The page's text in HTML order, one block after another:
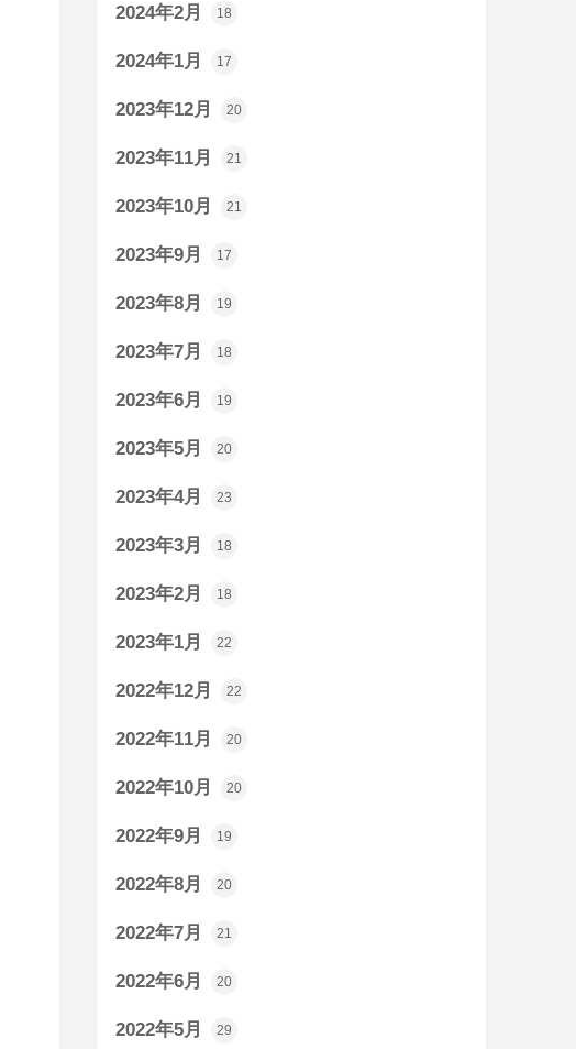
2024年2月 18
2024年1月 17
2023年12月 20
2023年11月 21
2023年10月 21
2023年9月 17
2023年8月 19
2023年7月 18
2023年6月 19
2023年5月 20
2023年4月 23
2023年3月 18
2023年2月 18
2023年1月 22
2022年12月 22
2022年11月 20
2022年10月 20
2022年9月 19
2022年8月 20
2022年7月 21
2022年6月 20
2022年5月 29